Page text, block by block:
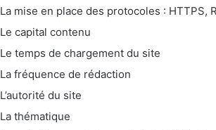
La mise en place des protocoles : HTTPS,
Le capital contenu
Le temps de chargement du site
La fréquence de rédaction
L’autorité du site
La thématique